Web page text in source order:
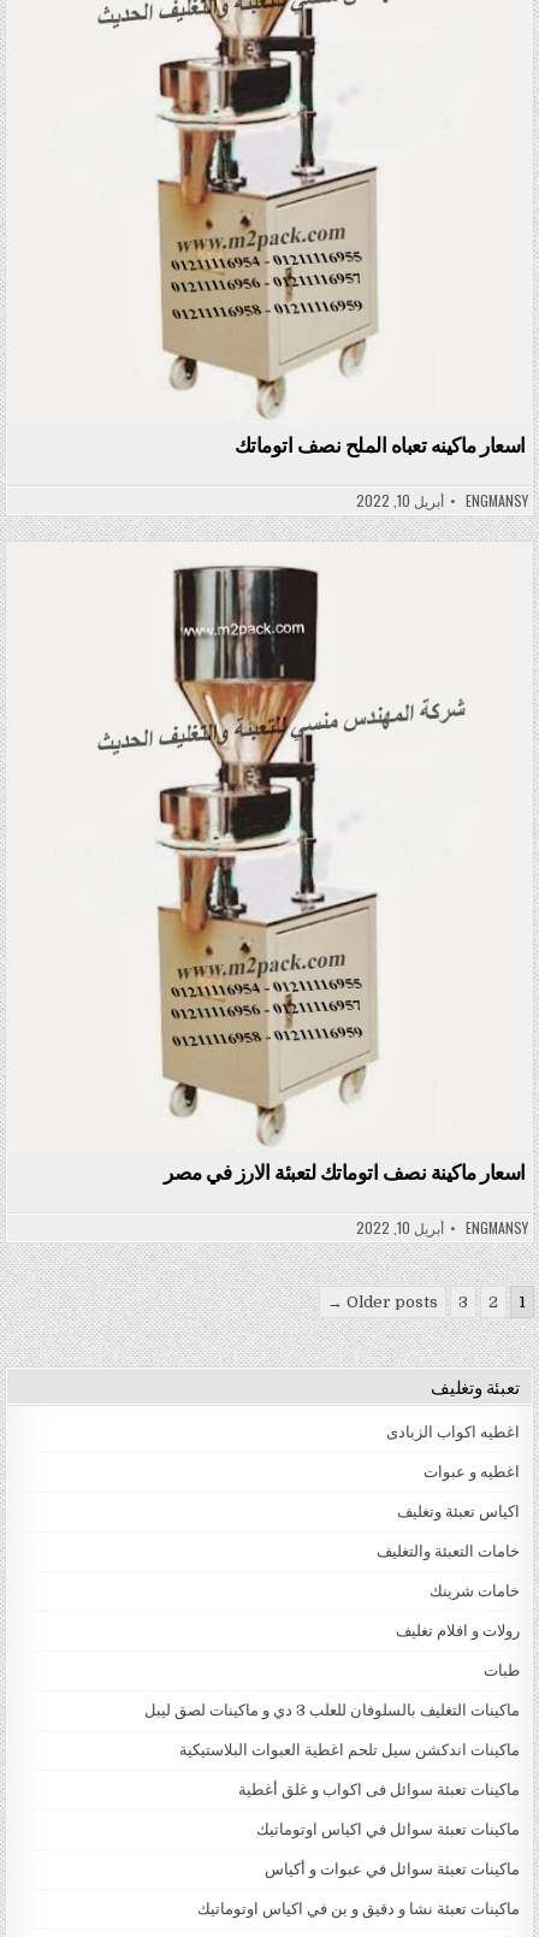
اسعار ماكينه تعباه الملح نصف اتوماتك
ENGMANSY أبريل 10, 2022
اسعار ماكينة نصف اتوماتك لتعبئة الارز في مصر
ENGMANSY أبريل 10, 2022
تعدد صفحات المقالات
1
2
3
Older posts →
تعبئة وتغليف
اغطيه اكواب الزبادى
اغطيه و عبوات
اكياس تعبئة وتغليف
خامات التعبئة والتغليف
خامات شرينك
رولات و افلام تغليف
طبات
ماكينات التغليف بالسلوفان للعلب 3 دي و ماكينات لصق ليبل
ماكينات اندكشن سيل تلحم اغطية العبوات البلاستيكية
ماكينات تعبئة سوائل فى اكواب و غلق أغطية
ماكينات تعبئة سوائل في اكياس اوتوماتيك
ماكينات تعبئة سوائل في عبوات و أكياس
ماكينات تعبئة نشا و دقيق و بن في اكياس اوتوماتيك